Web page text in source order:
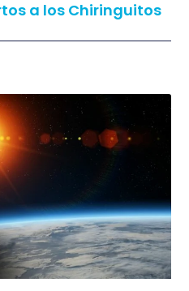
a los Chiringuitos